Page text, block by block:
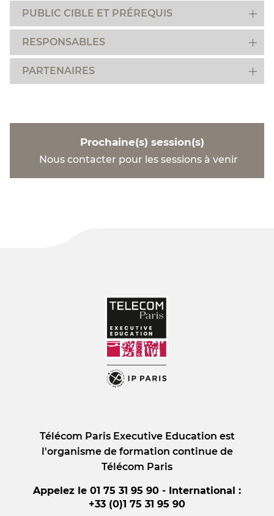
PUBLIC CIBLE ET PRÉREQUIS
RESPONSABLES
PARTENAIRES
Prochaine(s) session(s)
Nous contacter pour les sessions à venir
Télécom Paris Executive Education est
l'organisme de formation continue de
Télécom Paris
Appelez le 01 75 31 95 90 - International :
+33 (0)1 75 31 95 90